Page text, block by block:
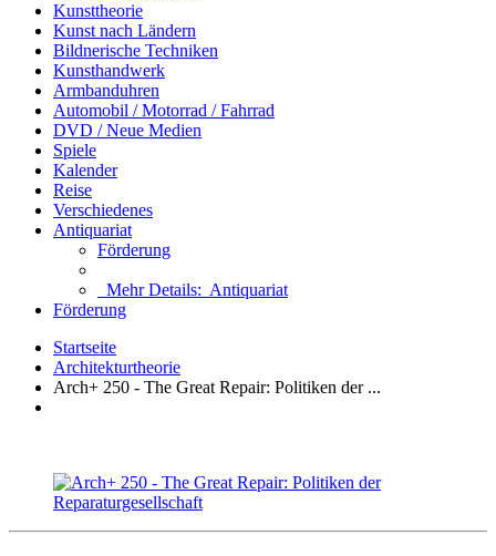
Kunsttheorie
Kunst nach Ländern
Bildnerische Techniken
Kunsthandwerk
Armbanduhren
Automobil / Motorrad / Fahrrad
DVD / Neue Medien
Spiele
Kalender
Reise
Verschiedenes
Antiquariat
Förderung
Mehr Details: Antiquariat
Förderung
Startseite
Architekturtheorie
Arch+ 250 - The Great Repair: Politiken der ...